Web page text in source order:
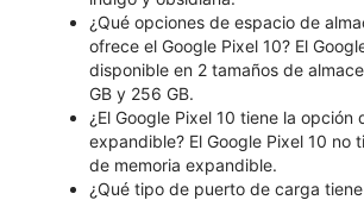
¿Qué opciones de espacio de
ofrece el Google Pixel 10? El
disponible en 2 tamaños de
GB y 256 GB.
¿El Google Pixel 10 tiene la opción
expandible? El Google Pixel 10 no
de memoria expandible.
¿Qué tipo de puerto de carga